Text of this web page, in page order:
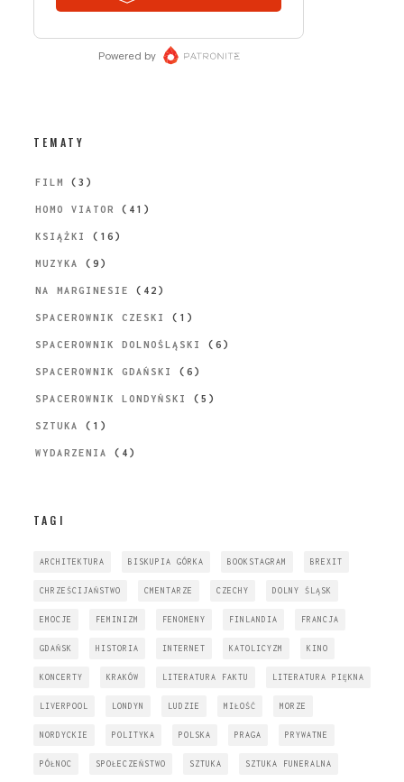
TEMATY
FILM (3)
HOMO VIATOR (41)
KSIĄŻKI (16)
MUZYKA (9)
NA MARGINESIE (42)
SPACEROWNIK CZESKI (1)
SPACEROWNIK DOLNOŚLĄSKI (6)
SPACEROWNIK GDAŃSKI (6)
SPACEROWNIK LONDYŃSKI (5)
SZTUKA (1)
WYDARZENIA (4)
TAGI
ARCHITEKTURA BISKUPIA GÓRKA BOOKSTAGRAM BREXIT
CHRZEŚCIJAŃSTWO CMENTARZE CZECHY DOLNY ŚLĄSK
EMOCJE FEMINIZM FENOMENY FINLANDIA FRANCJA
GDAŃSK HISTORIA INTERNET KATOLICYZM KINO
KONCERTY KRAKÓW LITERATURA FAKTU LITERATURA PIĘKNA
LIVERPOOL LONDYN LUDZIE MIŁOŚĆ MORZE
NORDYCKIE POLITYKA POLSKA PRAGA PRYWATNE
PÓŁNOC SPOŁECZEŃSTWO SZTUKA SZTUKA FUNERALNA